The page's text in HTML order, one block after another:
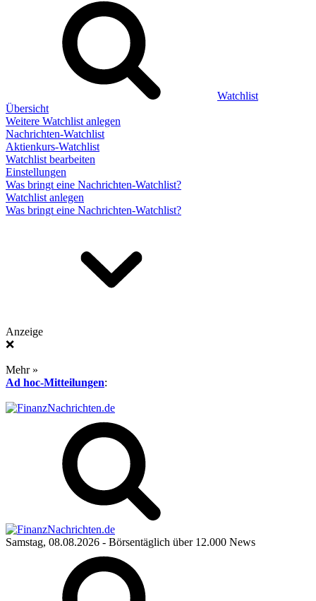
Watchlist
Übersicht
Weitere Watchlist anlegen
Nachrichten-Watchlist
Aktienkurs-Watchlist
Watchlist bearbeiten
Einstellungen
Was bringt eine Nachrichten-Watchlist?
Watchlist anlegen
Was bringt eine Nachrichten-Watchlist?
Anzeige
❌
Mehr »
Ad hoc-Mitteilungen:
Samstag, 08.08.2026 - Börsentäglich über 12.000 News